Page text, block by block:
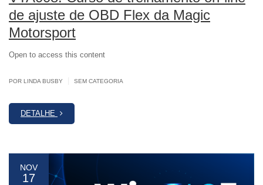
de ajuste de OBD Flex da Magic
Motorsport
Open to access this content
POR LINDA BUSBY SEM CATEGORIA
DETALHE
NOV
17